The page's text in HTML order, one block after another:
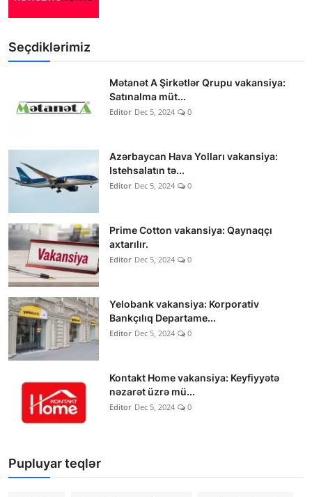
Seçdiklərimiz
Mətanət A Şirkətlər Qrupu vakansiya:
Satınalma müt...
Editor Dec 5, 2024 0
Azərbaycan Hava Yolları vakansiya:
Istehsalatın tə...
Editor Dec 5, 2024 0
Prime Cotton vakansiya: Qaynaqçı
axtarılır.
Editor Dec 5, 2024 0
Yelobank vakansiya: Korporativ
Bankçılıq Departame...
Editor Dec 5, 2024 0
Kontakt Home vakansiya: Keyfiyyətə
nəzarət üzrə mü...
Editor Dec 5, 2024 0
Pupluyar teqlər